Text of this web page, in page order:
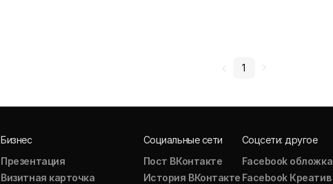
1
Бизнес
Презентация
Визитная карточка
Социальные сети
Пост ВКонтакте
История ВКонтакте
Соцсети: другое
Facebook обложка
Facebook Креатив